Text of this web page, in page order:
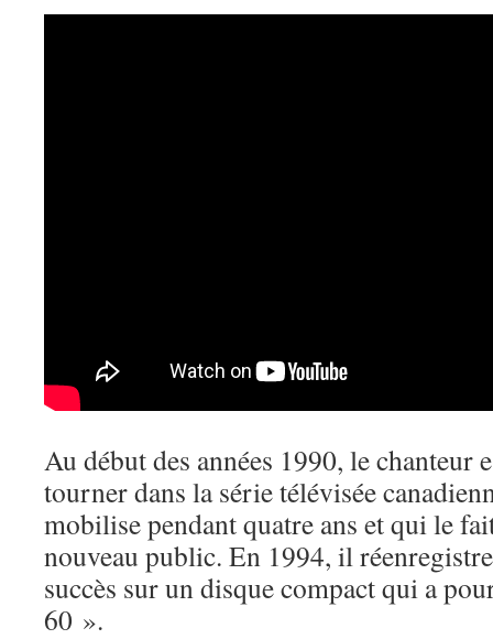
Au début des années 1990, le chanteur
tourner dans la série télévisée
mobilise pendant quatre ans et qui le
nouveau public. En 1994, il
succès sur un disque compact qui a
60 ».